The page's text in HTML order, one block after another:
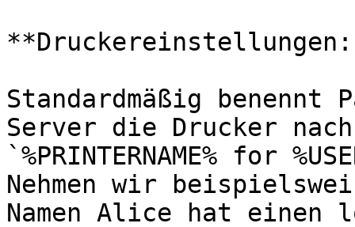
**Druckereinstellungen:
Standardmäßig
Server die Drucker
`%PRINTERNAME% for
Nehmen wir
Namen Alice hat einen